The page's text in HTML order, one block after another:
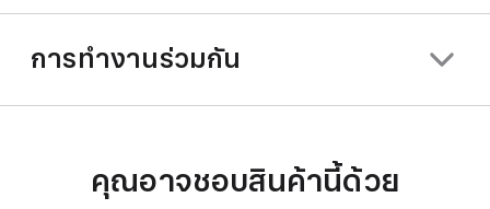
การทำงานร่วมกัน
คุณอาจชอบสินค้านี้ด้วย